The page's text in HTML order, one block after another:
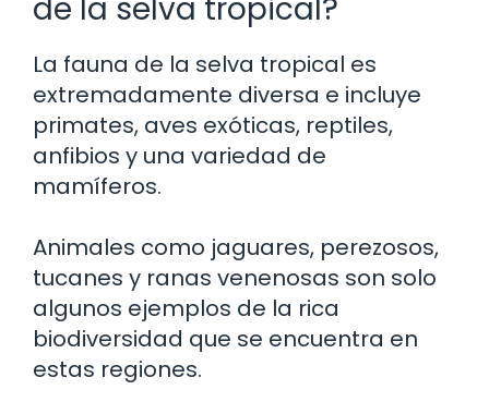
de la selva tropical?
La fauna de la selva tropical es
extremadamente diversa e incluye
primates, aves exóticas, reptiles,
anfibios y una variedad de
mamíferos.
Animales como jaguares, perezosos,
tucanes y ranas venenosas son solo
algunos ejemplos de la rica
biodiversidad que se encuentra en
estas regiones.